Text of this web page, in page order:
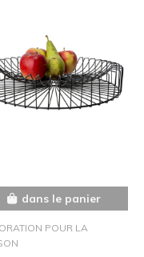
dans le panier
POUR LA